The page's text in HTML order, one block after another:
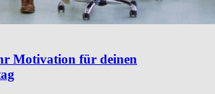
Motivation für deinen